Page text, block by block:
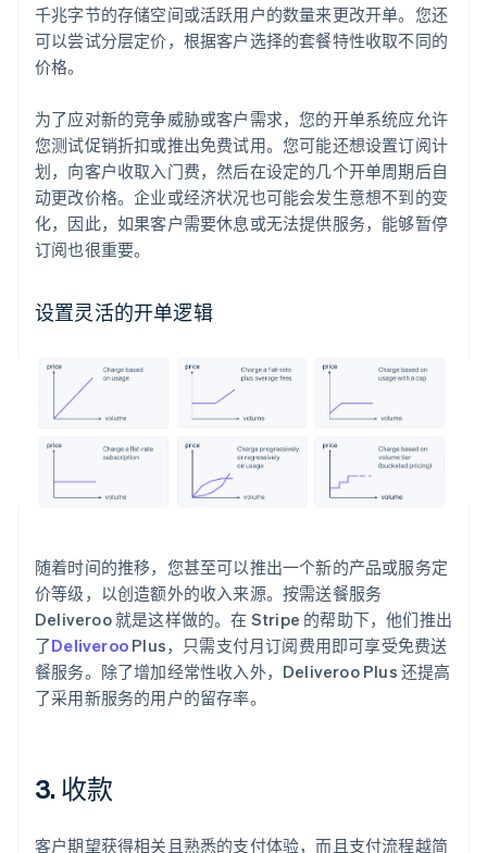
千兆字节的存储空间或活跃用户的数量来更改开单。您还
可以尝试分层定价，根据客户选择的套餐特性收取不同的
价格。
为了应对新的竞争威胁或客户需求，您的开单系统应允许
您测试促销折扣或推出免费试用。您可能还想设置订阅计
划，向客户收取入门费，然后在设定的几个开单周期后自
动更改价格。企业或经济状况也可能会发生意想不到的变
化，因此，如果客户需要休息或无法提供服务，能够暂停
订阅也很重要。
设置灵活的开单逻辑
随着时间的推移，您甚至可以推出一个新的产品或服务定
价等级，以创造额外的收入来源。按需送餐服务
Deliveroo 就是这样做的。在 Stripe 的帮助下，他们推出
了Deliveroo Plus，只需支付月订阅费用即可享受免费送
餐服务。除了增加经常性收入外，Deliveroo Plus 还提高
了采用新服务的用户的留存率。
3. 收款
客户期望获得相关且熟悉的支付体验，而且支付流程越简